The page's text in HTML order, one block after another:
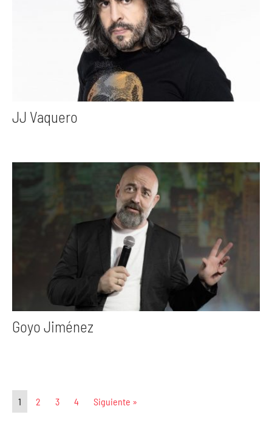
JJ Vaquero
Goyo Jiménez
1 2 3 4 Siguiente »